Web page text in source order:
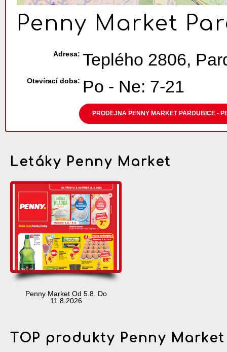
Penny Market
Adresa: Teplého 2806,
Otevírací doba: Po - Ne: 7-21
PRODEJNA PENNY MARKET PARDUBICE -
Letáky Penny Market
Penny Market Od 5.8. Do
11.8.2026
TOP produkty Penny Market